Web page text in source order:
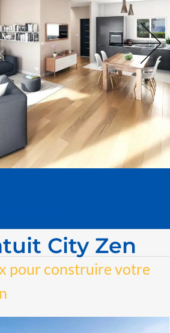
City Zen
pour construire votre